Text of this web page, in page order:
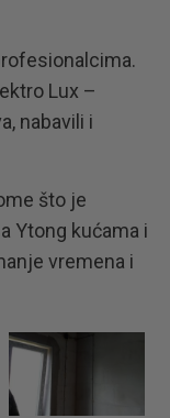
Lux –
nabavili i
što je
Ytong kućama i
vremena i